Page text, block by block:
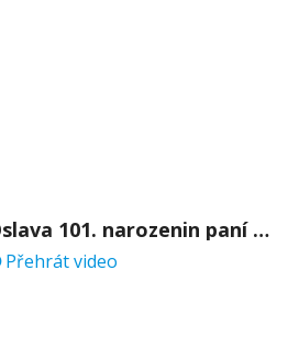
Oslava 101. narozenin paní Věry Skořepové
Přehrát video